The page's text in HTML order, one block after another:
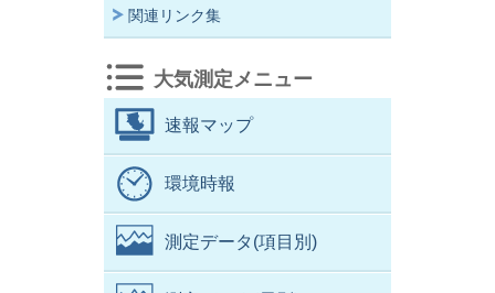
関連リンク集
大気測定メニュー
速報マップ
環境時報
測定データ(項目別)